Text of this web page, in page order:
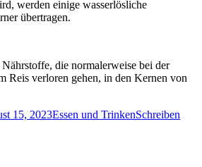
werden einige wasserlösliche
übertragen.
die normalerweise bei der
Reis verloren gehen, in den Kernen von
15, 2023Kategorien
Essen und TrinkenSchreiben